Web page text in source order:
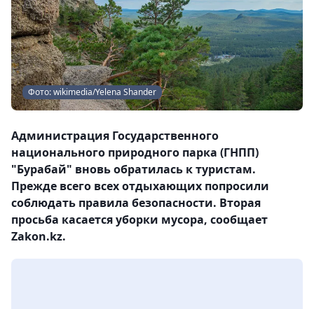
Фото: wikimedia/Yelena Shander
Администрация Государственного
национального природного парка (ГНПП)
"Бурабай" вновь обратилась к туристам.
Прежде всего всех отдыхающих попросили
соблюдать правила безопасности. Вторая
просьба касается уборки мусора, сообщает
Zakon.kz.